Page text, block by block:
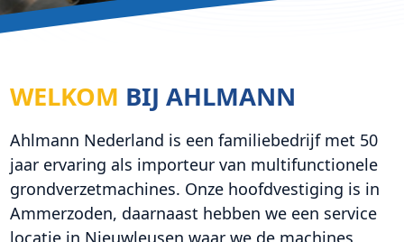
WELKOM BIJ AHLMANN
Ahlmann Nederland is een familiebedrijf met 50
jaar ervaring als importeur van multifunctionele
grondverzetmachines. Onze hoofdvestiging is in
Ammerzoden, daarnaast hebben we een service
locatie in Nieuwleusen waar we de machines